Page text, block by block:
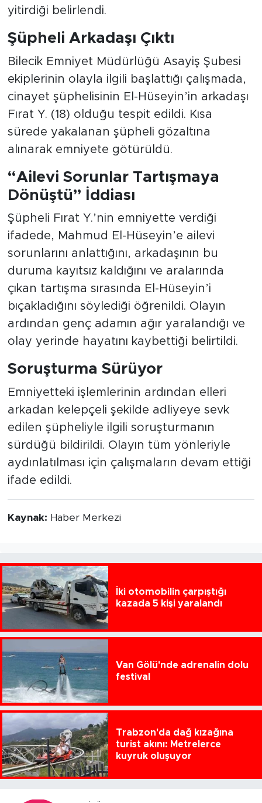
yitirdiği belirlendi.
Şüpheli Arkadaşı Çıktı
Bilecik Emniyet Müdürlüğü Asayiş Şubesi
ekiplerinin olayla ilgili başlattığı çalışmada,
cinayet şüphelisinin El-Hüseyin’in arkadaşı
Fırat Y. (18) olduğu tespit edildi. Kısa
sürede yakalanan şüpheli gözaltına
alınarak emniyete götürüldü.
“Ailevi Sorunlar Tartışmaya
Dönüştü” İddiası
Şüpheli Fırat Y.’nin emniyette verdiği
ifadede, Mahmud El-Hüseyin’e ailevi
sorunlarını anlattığını, arkadaşının bu
duruma kayıtsız kaldığını ve aralarında
çıkan tartışma sırasında El-Hüseyin’i
bıçakladığını söylediği öğrenildi. Olayın
ardından genç adamın ağır yaralandığı ve
olay yerinde hayatını kaybettiği belirtildi.
Soruşturma Sürüyor
Emniyetteki işlemlerinin ardından elleri
arkadan kelepçeli şekilde adliyeye sevk
edilen şüpheliyle ilgili soruşturmanın
sürdüğü bildirildi. Olayın tüm yönleriyle
aydınlatılması için çalışmaların devam ettiği
ifade edildi.
Kaynak: Haber Merkezi
İki otomobilin çarpıştığı
kazada 5 kişi yaralandı
Van Gölü'nde adrenalin dolu
festival
Trabzon'da dağ kızağına
turist akını: Metrelerce
kuyruk oluşuyor